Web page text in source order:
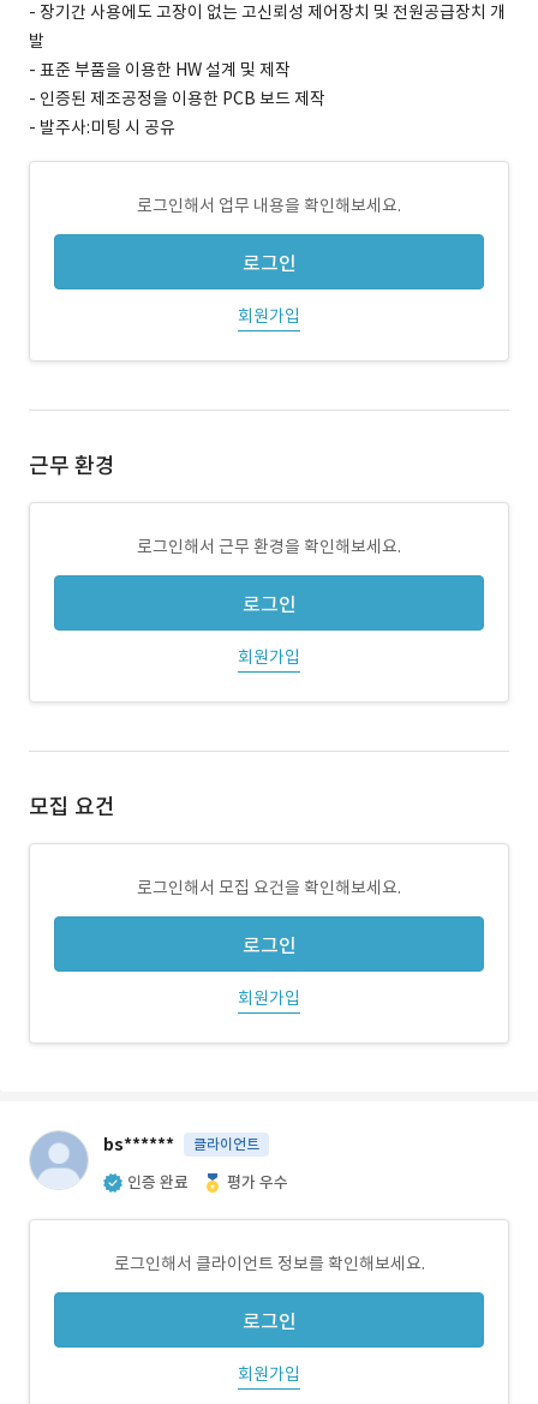
- 장기간 사용에도 고장이 없는 고신뢰성 제어장치 및 전원공급장치 개
발
- 표준 부품을 이용한 HW 설계 및 제작
- 인증된 제조공정을 이용한 PCB 보드 제작
- 발주사:미팅 시 공유
로그인해서 업무 내용을 확인해보세요.
로그인
회원가입
근무 환경
로그인해서 근무 환경을 확인해보세요.
로그인
회원가입
모집 요건
로그인해서 모집 요건을 확인해보세요.
로그인
회원가입
bs****** 클라이언트
인증 완료 평가 우수
로그인해서 클라이언트 정보를 확인해보세요.
로그인
회원가입